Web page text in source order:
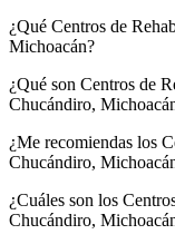
¿Qué Centros de
Michoacán?
¿Qué son Centros de
Chucándiro,
¿Me recomiendas los
Chucándiro,
¿Cuáles son los
Chucándiro,